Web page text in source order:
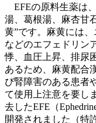
EFEの原料生薬は
湯、葛根湯、麻杏甘
黄”です。麻黄には
などのエフェドリン
悸、血圧上昇、排尿
あるため、麻黄配合
び腎障害のある患者
て使用上注意を要し
去したEFE（
開発されました（特